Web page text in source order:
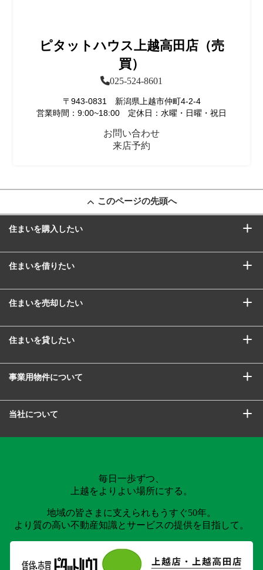
ピタットハウス上越高田店（売
買）
025-524-8601
〒943-0831 新潟県上越市仲町4-2-4
営業時間：9:00~18:00 定休日：水曜・日曜・祝日
お問い合わせ
来店予約
このページの先頭へ
住まいを購入したい
住まいを借りたい
住まいを売却したい
住まいを貸したい
事業用物件について
当社について
毎日一歩ずつ、
上越をよりよい場所にする。
地域の皆さまに支えられもうすぐ50年。
より質の高い不動産知識とサービスの提供を目指して。